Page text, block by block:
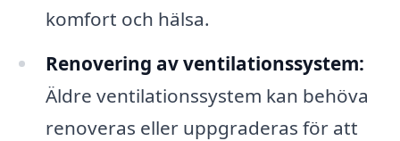
komfort och hälsa.
Renovering av ventilationssystem:
Äldre ventilationssystem kan behöva
renoveras eller uppgraderas för att